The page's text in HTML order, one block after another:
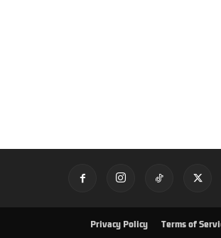
Privacy Policy Terms of